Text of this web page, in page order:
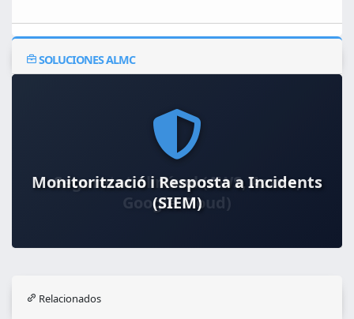
SOLUCIONES ALMC
Monitorització i Resposta a Incidents
(SIEM)
Seguretat al núvol (AWS, Azure,
Google Cloud)
Relacionados